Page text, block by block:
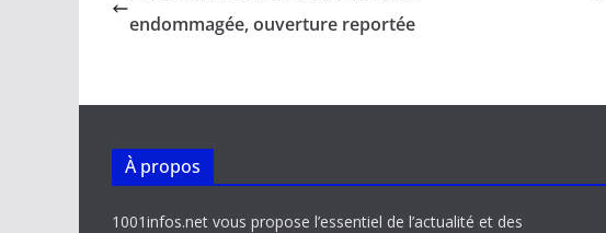
o
k
A
p
dI Li
k
endommagée, ouverture reportée
À propos
1001infos.net vous propose l’essentiel de l’actualité et des